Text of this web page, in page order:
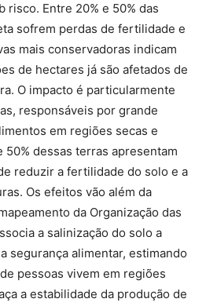
risco. Entre 20% e 50% das
sofrem perdas de fertilidade e
mais conservadoras indicam
de hectares já são afetados de
O impacto é particularmente
responsáveis por grande
em regiões secas e
50% dessas terras apresentam
reduzir a fertilidade do solo e a
Os efeitos vão além da
da Organização das
a salinização do solo a
segurança alimentar, estimando
pessoas vivem em regiões
a estabilidade da produção de